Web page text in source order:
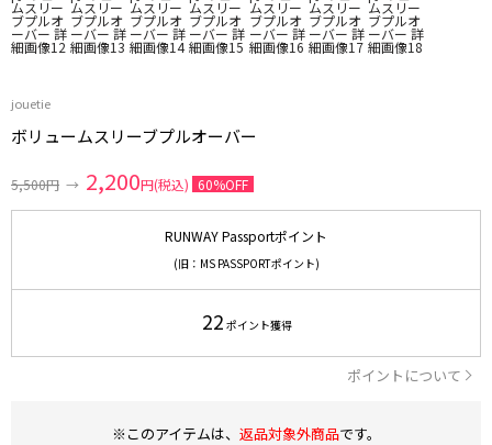
jouetie
ボリュームスリーブプルオーバー
5,500円 → 2,200円(税込) 60%OFF
RUNWAY Passportポイント
(旧：MS PASSPORTポイント)
22 ポイント獲得
ポイントについて
※このアイテムは、 返品対象外商品です。